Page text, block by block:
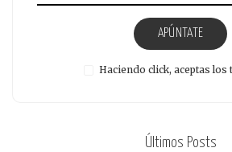
APÚNTATE
Haciendo click, aceptas los
Últimos Posts